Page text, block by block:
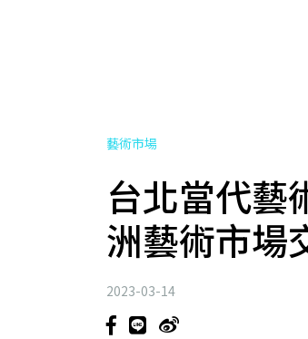
藝術市場
台北當代藝
洲藝術市場
2023-03-14